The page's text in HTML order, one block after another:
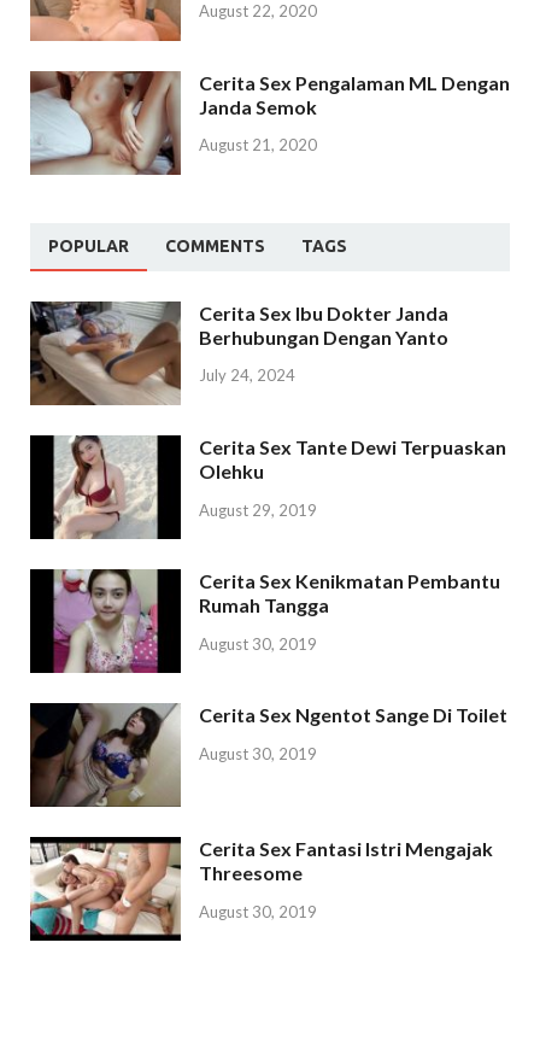
August 22, 2020
Cerita Sex Pengalaman ML Dengan
Janda Semok
August 21, 2020
POPULAR COMMENTS TAGS
Cerita Sex Ibu Dokter Janda
Berhubungan Dengan Yanto
July 24, 2024
Cerita Sex Tante Dewi Terpuaskan
Olehku
August 29, 2019
Cerita Sex Kenikmatan Pembantu
Rumah Tangga
August 30, 2019
Cerita Sex Ngentot Sange Di Toilet
August 30, 2019
Cerita Sex Fantasi Istri Mengajak
Threesome
August 30, 2019